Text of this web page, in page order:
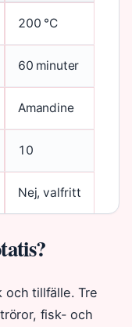
200 °C
60 minuter
Amandine
10
Nej, valfritt
och tillfälle. Tre
fisk- och